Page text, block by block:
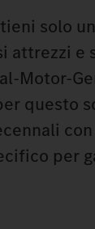
solo
attrezzi e
Motor-
questo
per